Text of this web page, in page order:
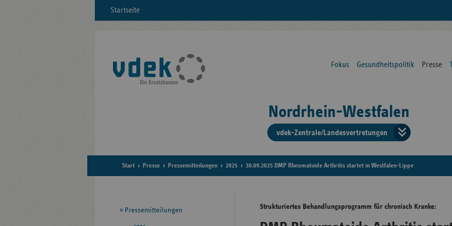
Startseite
Fokus Gesundheitspolitik Presse
Nordrhein-Westfalen
vdek-Zentrale/Landesvertretungen
der
Start Presse Pressemitteilungen 2025 30.09.2025 DMP Rheumatoide Arthritis startet in Westfalen-Lippe
Strukturiertes Behandlungsprogramm für chronisch Kranke:
Seitennavigation
Pressemitteilungen